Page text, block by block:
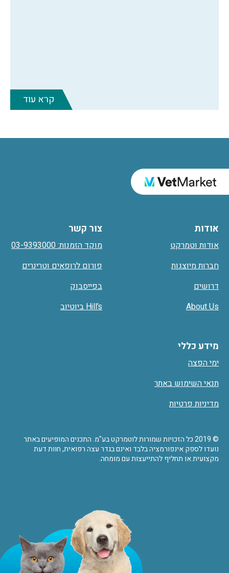
קרא עוד
אודות
אודות וטמרקט
חברות מיוצגות
דרושים
About Us
מידע כללי
ימי הפצה
תנאי השימוש באתר
מדיניות פרטיות
צור קשר
מוקד הזמנות: 03-9393000
פורום לרופאים וטרינרים
בפייסבוק
Hill’s ביוטיוב
© 2019 כל הזכויות שמורות לוטמרקט בע"מ. התכנים המופיעים באתר
נועדו לספק אינפורמציה בלבד ואינם בגדר עצה רפואית, חוות דעת
מקצועית או תחליף להתייעצות עם מומחה.